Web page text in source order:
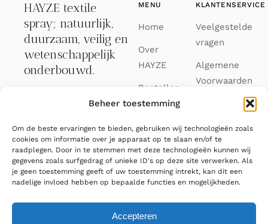
Beheer toestemming
Om de beste ervaringen te bieden, gebruiken wij technologieën zoals
cookies om informatie over je apparaat op te slaan en/of te
raadplegen. Door in te stemmen met deze technologieën kunnen wij
gegevens zoals surfgedrag of unieke ID's op deze site verwerken. Als
je geen toestemming geeft of uw toestemming intrekt, kan dit een
nadelige invloed hebben op bepaalde functies en mogelijkheden.
Accepteren
HAYZE textile
spray; natuurlijk,
duurzaam, veilig en
wetenschappelijk
onderbouwd.
033 88 82 688
info@hayze.eu
MENU
Home
Over
HAYZE
Bestellen
Journal
Contact
FAQ
KLANTENSERVICE
Veelgestelde
vragen
Algemene
Voorwaarden
Cookiebeleid
(EU)